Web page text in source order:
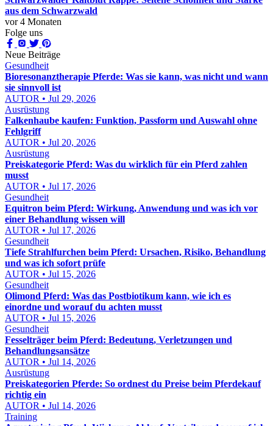
aus dem Schwarzwald
vor 4 Monaten
Folge uns
Neue Beiträge
Gesundheit
Bioresonanztherapie Pferde: Was sie kann, was nicht und wann
sie sinnvoll ist
AUTOR • Jul 29, 2026
Ausrüstung
Falkenhaube kaufen: Funktion, Passform und Auswahl ohne
Fehlgriff
AUTOR • Jul 20, 2026
Ausrüstung
Preiskategorie Pferd: Was du wirklich für ein Pferd zahlen
musst
AUTOR • Jul 17, 2026
Gesundheit
Equitron beim Pferd: Wirkung, Anwendung und was ich vor
einer Behandlung wissen will
AUTOR • Jul 17, 2026
Gesundheit
Tiefe Strahlfurchen beim Pferd: Ursachen, Risiko, Behandlung
und was ich sofort prüfe
AUTOR • Jul 15, 2026
Gesundheit
Olimond Pferd: Was das Postbiotikum kann, wie ich es
einordne und worauf du achten musst
AUTOR • Jul 15, 2026
Gesundheit
Fesselträger beim Pferd: Bedeutung, Verletzungen und
Behandlungsansätze
AUTOR • Jul 14, 2026
Ausrüstung
Preiskategorien Pferde: So ordnest du Preise beim Pferdekauf
richtig ein
AUTOR • Jul 14, 2026
Training